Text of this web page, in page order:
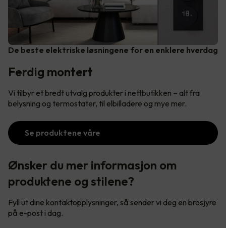
De beste elektriske løsningene for en enklere hverdag
Ferdig montert
Vi tilbyr et bredt utvalg produkter i nettbutikken – alt fra
belysning og termostater, til elbilladere og mye mer.
Se produktene våre
Ønsker du mer informasjon om
produktene og stilene?
Fyll ut dine kontaktopplysninger, så sender vi deg en brosjyre
på e-post i dag.